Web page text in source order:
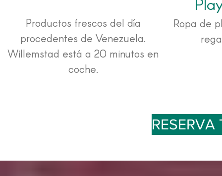
Productos frescos del día
procedentes de Venezuela.
Willemstad está a 20 minutos en
coche.
Ropa de